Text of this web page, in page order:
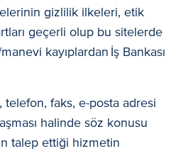
gizlilik ilkeleri, etik
geçerli olup bu sitelerde
kayıplardan İş Bankası
telefon, faks, e-posta adresi
halinde söz konusu
talep ettiği hizmetin